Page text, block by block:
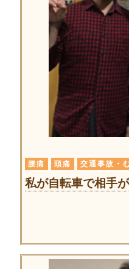
腰痛 頭痛 交通事故・
私が自転車で相手